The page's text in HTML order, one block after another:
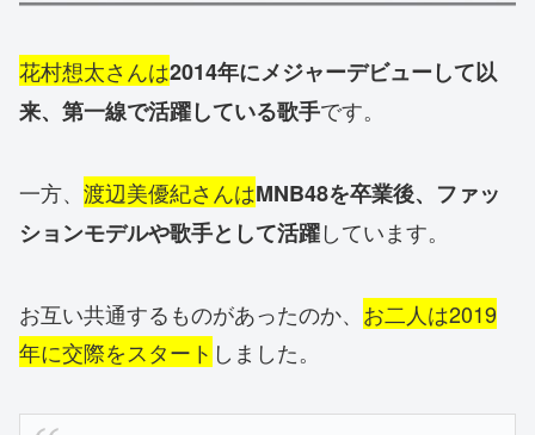
花村想太さんは2014年にメジャーデビューして以
来、第一線で活躍している歌手です。
一方、 渡辺美優紀さんはMNB48を卒業後、ファッ
ションモデルや歌手として活躍しています。
お互い共通するものがあったのか、 お二人は2019
年に交際をスタート しました。